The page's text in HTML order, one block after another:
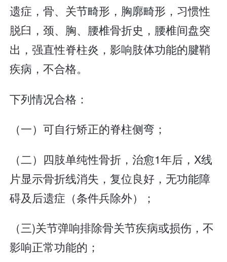
遗症，骨、关节畸形，胸廓畸形，习惯性
脱臼，颈、胸、腰椎骨折史，腰椎间盘突
出，强直性脊柱炎，影响肢体功能的腱鞘
疾病，不合格。
下列情况合格：
（一）可自行矫正的脊柱侧弯；
（二）四肢单纯性骨折，治愈1年后，X线
片显示骨折线消失，复位良好，无功能障
碍及后遗症（条件兵除外）；
（三)关节弹响排除骨关节疾病或损伤，不
影响正常功能的；